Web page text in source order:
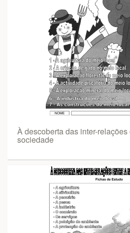
À descoberta das inter-
sociedade